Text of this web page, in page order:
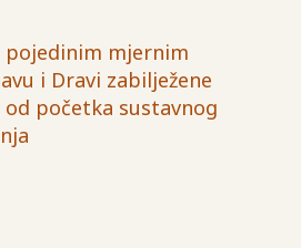
pojedinim mjernim
i Dravi zabilježene
početka sustavnog